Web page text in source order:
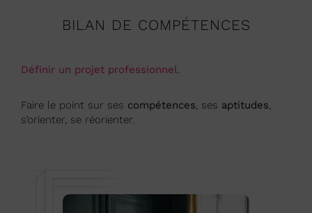
BILAN DE COMPÉTENCES
Définir un projet professionnel.
Faire le point sur ses compétences, ses aptitudes,
s’orienter, se réorienter.